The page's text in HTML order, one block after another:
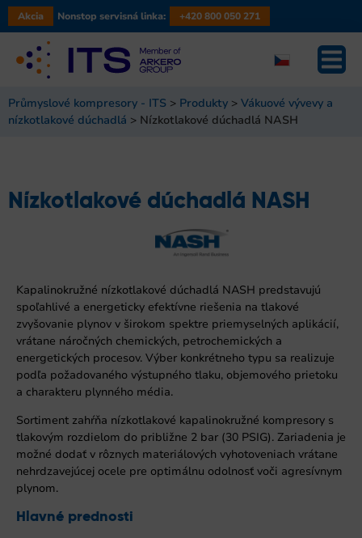
Akcia Nonstop servisná linka: +420 800 050 271
Průmyslové kompresory - ITS > Produkty > Vákuové vývevy a
nízkotlakové dúchadlá > Nízkotlakové dúchadlá NASH
Nízkotlakové dúchadlá NASH
Kapalinokružné nízkotlakové dúchadlá NASH predstavujú
spoľahlivé a energeticky efektívne riešenia na tlakové
zvyšovanie plynov v širokom spektre priemyselných aplikácií,
vrátane náročných chemických, petrochemických a
energetických procesov. Výber konkrétneho typu sa realizuje
podľa požadovaného výstupného tlaku, objemového prietoku
a charakteru plynného média.
Sortiment zahŕňa nízkotlakové kapalinokružné kompresory s
tlakovým rozdielom do približne 2 bar (30 PSIG). Zariadenia je
možné dodať v rôznych materiálových vyhotoveniach vrátane
nehrdzavejúcej ocele pre optimálnu odolnosť voči agresívnym
plynom.
Hlavné prednosti